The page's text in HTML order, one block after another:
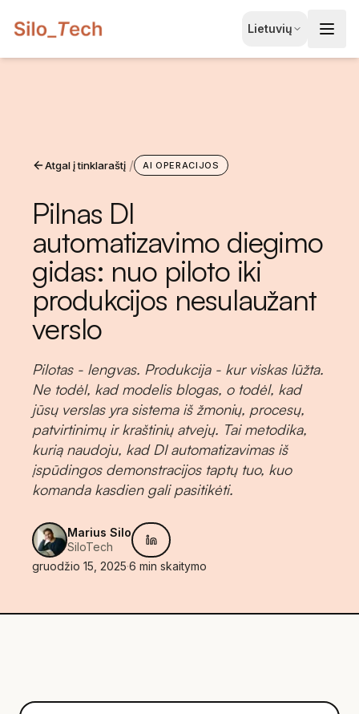
Lietuvių
EN
Atgal į tinklaraštį / AI OPERACIJOS
Pilnas DI
automatizavimo diegimo
gidas: nuo piloto iki
produkcijos nesulaužant
verslo
Pilotas - lengvas. Produkcija - kur viskas lūžta.
Ne todėl, kad modelis blogas, o todėl, kad
jūsų verslas yra sistema iš žmonių, procesų,
patvirtinimų ir kraštinių atvejų. Tai metodika,
kurią naudoju, kad DI automatizavimas iš
įspūdingos demonstracijos taptų tuo, kuo
komanda kasdien gali pasitikėti.
Marius Silo
SiloTech
gruodžio 15, 2025·6 min skaitymo